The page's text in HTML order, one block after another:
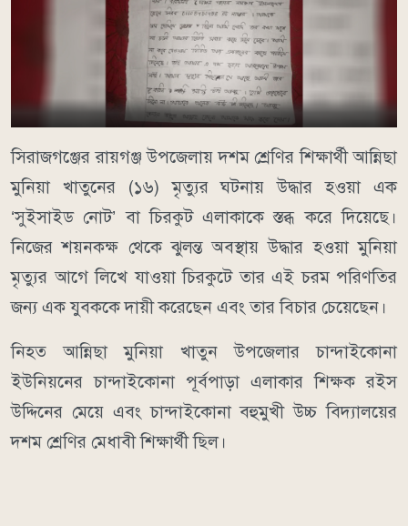
সিরাজগঞ্জের রায়গঞ্জ উপজেলায় দশম শ্রেণির শিক্ষার্থী আন্নিছা
মুনিয়া খাতুনের (১৬) মৃত্যুর ঘটনায় উদ্ধার হওয়া এক
‘সুইসাইড নোট’ বা চিরকুট এলাকাকে স্তব্ধ করে দিয়েছে।
নিজের শয়নকক্ষ থেকে ঝুলন্ত অবস্থায় উদ্ধার হওয়া মুনিয়া
মৃত্যুর আগে লিখে যাওয়া চিরকুটে তার এই চরম পরিণতির
জন্য এক যুবককে দায়ী করেছেন এবং তার বিচার চেয়েছেন।
নিহত আন্নিছা মুনিয়া খাতুন উপজেলার চান্দাইকোনা
ইউনিয়নের চান্দাইকোনা পূর্বপাড়া এলাকার শিক্ষক রইস
উদ্দিনের মেয়ে এবং চান্দাইকোনা বহুমুখী উচ্চ বিদ্যালয়ের
দশম শ্রেণির মেধাবী শিক্ষার্থী ছিল।